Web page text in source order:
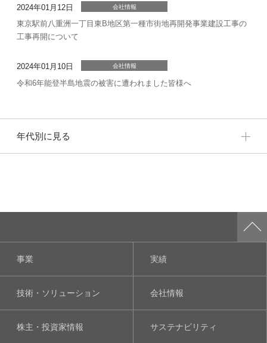
2024年01月12日 会社情報
東京駅前八重洲一丁目東B地区第一種市街地再開発事業建設工事の
工事再開について
2024年01月10日 会社情報
令和6年能登半島地震の被害に遭われました皆様へ
年代別に見る
事業 実績
技術・ソリューション 会社情報
株主・投資家情報 サステナビリティ